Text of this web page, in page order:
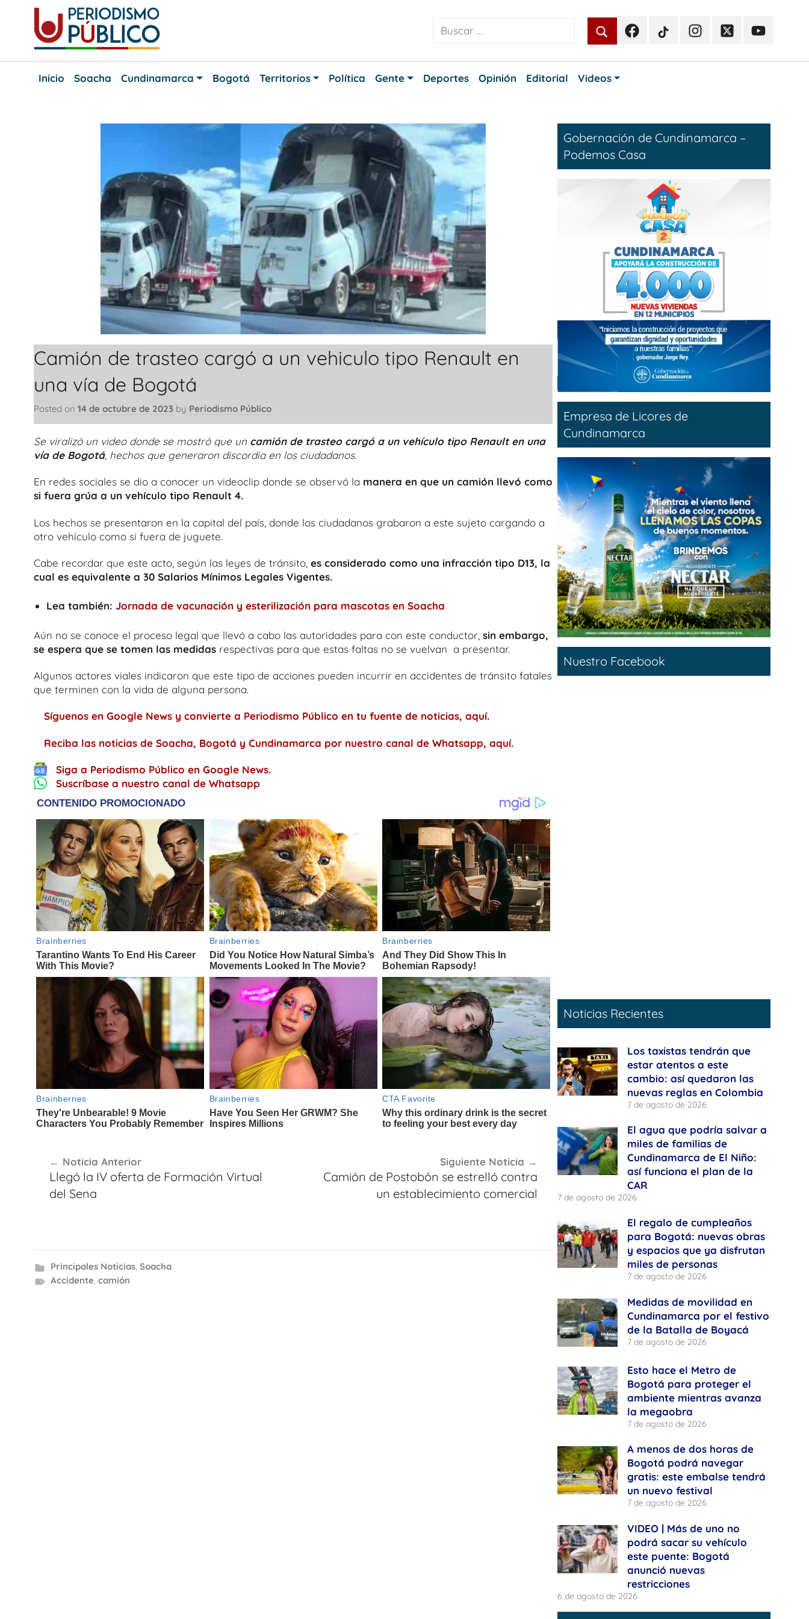
content
Periodismo
Noticias
FacebookTikTokInstagramTwitterYoutube
Inicio
Soacha Cundinamarca Bogotá Territorios Política Gente Deportes Opinión Editorial Videos
Camión de trasteo cargó a un vehiculo tipo Renault en
una vía de Bogotá
Posted on 14 de octubre de 2023 by Periodismo Público
Se viralizó un video donde se mostró que un camión de trasteo cargó a un vehículo tipo Renault en una
vía de Bogotá, hechos que generaron discordia en los ciudadanos.
En redes sociales se dio a conocer un videoclip donde se observó la manera en que un camión llevó como
si fuera grúa a un vehículo tipo Renault 4.
Los hechos se presentaron en la capital del país, donde los ciudadanos grabaron a este sujeto cargando a
otro vehículo como si fuera de juguete.
Cabe recordar que este acto, según las leyes de tránsito, es considerado como una infracción tipo D13, la
cual es equivalente a 30 Salarios Mínimos Legales Vigentes.
Lea también: Jornada de vacunación y esterilización para mascotas en Soacha
Aún no se conoce el proceso legal que llevó a cabo las autoridades para con este conductor, sin embargo,
se espera que se tomen las medidas respectivas para que estas faltas no se vuelvan a presentar.
Algunos actores viales indicaron que este tipo de acciones pueden incurrir en accidentes de tránsito fatales
que terminen con la vida de alguna persona.
Síguenos en Google News y convierte a Periodismo Público en tu fuente de noticias, aquí.
Reciba las noticias de Soacha, Bogotá y Cundinamarca por nuestro canal de Whatsapp, aquí.
Siga a Periodismo Público en Google News.
Suscríbase a nuestro canal de Whatsapp
de
entradas
Noticia Anterior
Llegó la IV oferta de Formación Virtual
del Sena
Siguiente Noticia
Camión de Postobón se estrelló contra
un establecimiento comercial
Principales Noticias, Soacha
Accidente, camión
Gobernación de Cundinamarca –
Podemos Casa
Empresa de Licores de
Cundinamarca
Nuestro Facebook
Noticias Recientes
Los taxistas tendrán que
estar atentos a este
cambio: así quedaron las
nuevas reglas en Colombia
7 de agosto de 2026
El agua que podría salvar a
miles de familias de
Cundinamarca de El Niño:
así funciona el plan de la
CAR
7 de agosto de 2026
El regalo de cumpleaños
para Bogotá: nuevas obras
y espacios que ya disfrutan
miles de personas
7 de agosto de 2026
Medidas de movilidad en
Cundinamarca por el festivo
de la Batalla de Boyacá
7 de agosto de 2026
Esto hace el Metro de
Bogotá para proteger el
ambiente mientras avanza
la megaobra
7 de agosto de 2026
A menos de dos horas de
Bogotá podrá navegar
gratis: este embalse tendrá
un nuevo festival
7 de agosto de 2026
VIDEO | Más de uno no
podrá sacar su vehículo
este puente: Bogotá
anunció nuevas
restricciones
6 de agosto de 2026